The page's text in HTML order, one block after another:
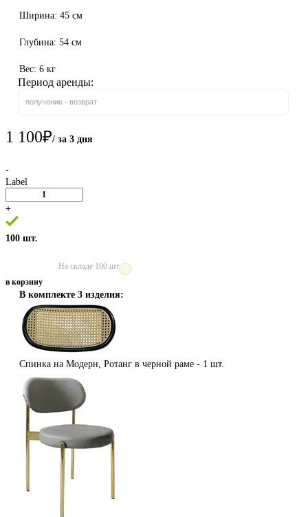
Ширина: 45 см
Глубина: 54 см
Вес: 6 кг
Период аренды:
получение - возврат
1 100₽/ за 3 дня
-
Label
+
100 шт.
На складе 100 шт
в корзину
В комплекте 3 изделия:
Cпинка на Модерн, Ротанг в черной раме - 1 шт.